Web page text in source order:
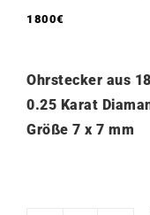
1800€
Ohrstecker aus
0.25 Karat
Größe 7 x 7 mm